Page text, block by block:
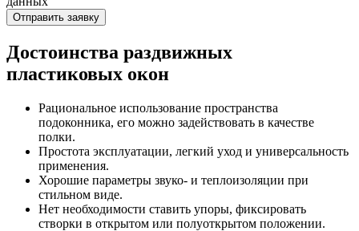
Отправить заявку
Достоинства раздвижных
пластиковых окон
Рациональное использование пространства
подоконника, его можно задействовать в качестве
полки.
Простота эксплуатации, легкий уход и универсальность
применения.
Хорошие параметры звуко- и теплоизоляции при
стильном виде.
Нет необходимости ставить упоры, фиксировать
створки в открытом или полуоткрытом положении.